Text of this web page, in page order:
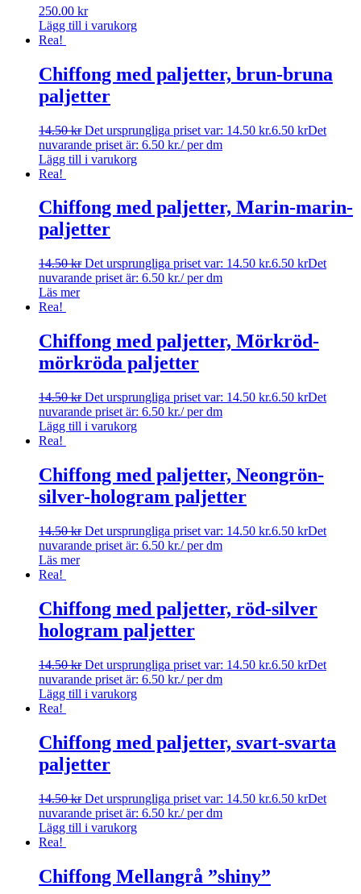
250.00 kr
Lägg till i varukorg
Rea!
Chiffong med paljetter, brun-bruna
paljetter
14.50kr Det ursprungliga priset var: 14.50 kr.6.50 krDet
nuvarande priset är: 6.50 kr./ per dm
Lägg till i varukorg
Rea!
Chiffong med paljetter, Marin-marin-
paljetter
14.50kr Det ursprungliga priset var: 14.50 kr.6.50 krDet
nuvarande priset är: 6.50 kr./ per dm
Läs mer
Rea!
Chiffong med paljetter, Mörkröd-
mörkröda paljetter
14.50kr Det ursprungliga priset var: 14.50 kr.6.50 krDet
nuvarande priset är: 6.50 kr./ per dm
Lägg till i varukorg
Rea!
Chiffong med paljetter, Neongrön-
silver-hologram paljetter
14.50kr Det ursprungliga priset var: 14.50 kr.6.50 krDet
nuvarande priset är: 6.50 kr./ per dm
Läs mer
Rea!
Chiffong med paljetter, röd-silver
hologram paljetter
14.50kr Det ursprungliga priset var: 14.50 kr.6.50 krDet
nuvarande priset är: 6.50 kr./ per dm
Lägg till i varukorg
Rea!
Chiffong med paljetter, svart-svarta
paljetter
14.50kr Det ursprungliga priset var: 14.50 kr.6.50 krDet
nuvarande priset är: 6.50 kr./ per dm
Lägg till i varukorg
Rea!
Chiffong Mellangrå ”shiny”